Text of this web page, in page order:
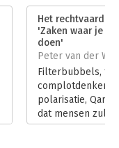
Het
'Zaken waar je je
doen'
Peter van der
Filterbubbels,
complotdenkers,
polarisatie,
dat mensen
verschillende